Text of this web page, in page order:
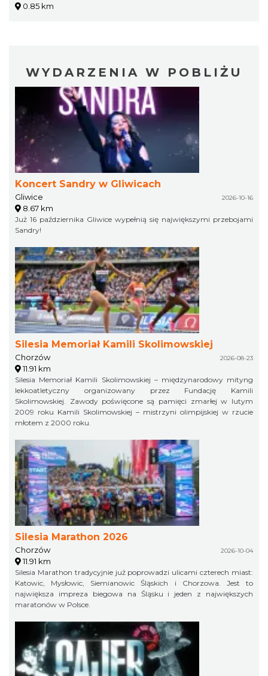
0.85 km
WYDARZENIA W POBLIŻU
Koncert Sandry w Gliwicach
Gliwice 2026-10-16
8.67 km
Już 16 października Gliwice wypełnią się największymi przebojami
Sandry!
Silesia Memoriał Kamili Skolimowskiej
Chorzów 2026-08-23
11.91 km
Silesia Memoriał Kamili Skolimowskiej – międzynarodowy mityng
lekkoatletyczny organizowany przez Fundację Kamili
Skolimowskiej. Zawody poświęcone są pamięci zmarłej w lutym
2009 roku Kamili Skolimowskiej – mistrzyni olimpijskiej w rzucie
młotem z 2000 roku.
Silesia Marathon 2026
Chorzów 2026-10-04
11.91 km
Silesia Marathon tradycyjnie już poprowadzi ulicami czterech miast:
Katowic, Mysłowic, Siemianowic Śląskich i Chorzowa. Jest to
największa impreza biegowa na Śląsku i jeden z największych
maratonów w Polsce.